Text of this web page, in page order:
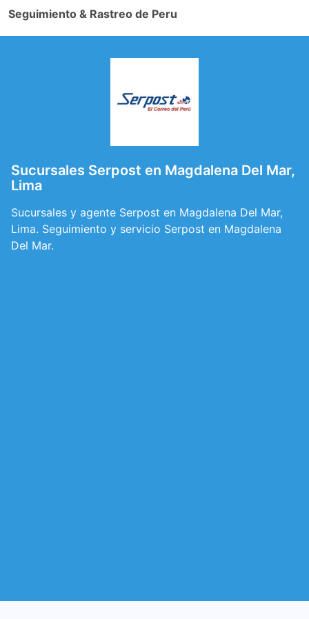
Seguimiento & Rastreo de Peru
Sucursales Serpost en Magdalena Del Mar,
Lima
Sucursales y agente Serpost en Magdalena Del Mar,
Lima. Seguimiento y servicio Serpost en Magdalena
Del Mar.